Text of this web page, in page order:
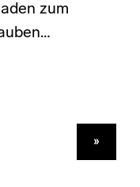
zum
»